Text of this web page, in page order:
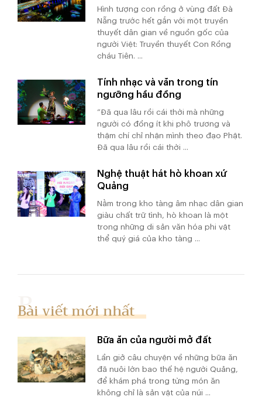
Hình tượng con rồng ở vùng đất Đà
Nẵng trước hết gắn với một truyền
thuyết dân gian về nguồn gốc của
người Việt: Truyền thuyết Con Rồng
cháu Tiên. ...
Tính nhạc và văn trong tín
ngưỡng hầu đồng
“Đã qua lâu rồi cái thời mà những
người có đồng ít khi phô trương và
thậm chí chỉ nhận mình theo đạo Phật.
Đã qua lâu rồi cái thời ...
Nghệ thuật hát hò khoan xứ
Quảng
Nằm trong kho tàng âm nhạc dân gian
giàu chất trữ tình, hò khoan là một
trong những di sản văn hóa phi vật
thể quý giá của kho tàng ...
Bài viết mới nhất
Bữa ăn của người mở đất
Lần giở câu chuyện về những bữa ăn
đã nuôi lớn bao thế hệ người Quảng,
để khám phá trong từng món ăn
không chỉ là sản vật của núi ...